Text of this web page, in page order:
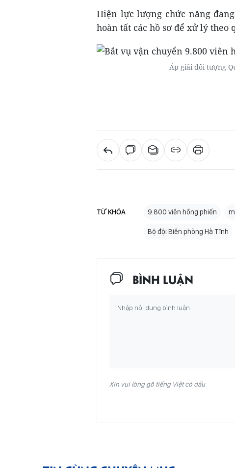
Hiện lực lượng chức năng
hoàn tất các hồ sơ để xử lý theo
Áp giải đối tượng
TỪ KHÓA 9.800 viên hồng phiến
Bộ đội Biên phòng Hà Tĩnh
BÌNH LUẬN
Xin vui lòng gõ tiếng Việt có dấu